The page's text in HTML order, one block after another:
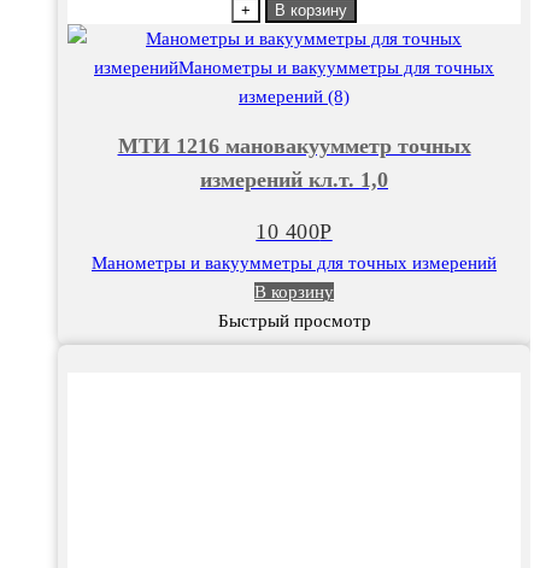
МТИ
1216
мановакуумметр
измерений
кл.т.
+ В корзину
МТИ 1216 мановакуумметр точных
измерений кл.т. 1,0
10 400Р
Манометры и вакуумметры для точных измерений
В корзину
Быстрый просмотр